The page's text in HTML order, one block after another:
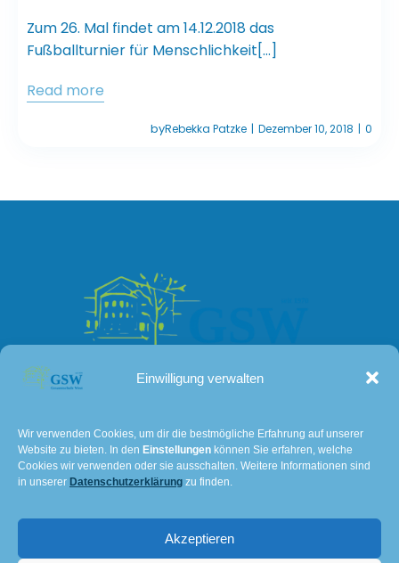
Einwilligung verwalten
Wir verwenden Cookies, um dir die bestmögliche Erfahrung auf unserer
Website zu bieten. In den Einstellungen können Sie erfahren, welche
Cookies wir verwenden oder sie ausschalten. Weitere Informationen sind
in unserer Datenschutzerklärung zu finden.
Akzeptieren
Zum 26. Mal findet am 14.12.2018 das
Fußballturnier für Menschlichkeit[…]
Read more
byRebekka Patzke | Dezember 10, 2018 | 0
Lissaer Straße 7
28237 Bremen
Tel: 0421 – 36114611
501@schulverwaltung.bremen.de